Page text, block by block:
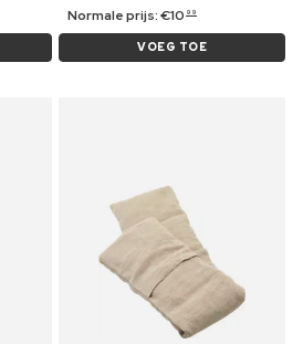
Normale prijs:€10 99
VOEG TOE